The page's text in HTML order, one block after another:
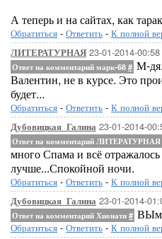
А теперь и на сайтах, как
Обратиться - Ответить - К полной
ЛИТЕРАТУРНАЯ 23-01-2014-00:58
Ответ на комментарий марк-68 # М-
Валентин, не в курсе. Это
будет...
Обратиться - Ответить - К полной
Дубовицкая_Галина 23-01-2014-
Ответ на комментарий ЛИТЕРАТУРНАЯ
много Спама и всё
лучше...Спокойной ночи.
Обратиться - Ответить - К полной
Дубовицкая_Галина 23-01-2014-
Ответ на комментарий Хионати #
Обратиться - Ответить - К полной